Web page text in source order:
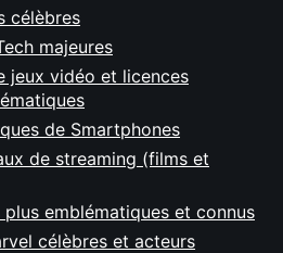
célèbres
majeures
jeux vidéo et licences
de Smartphones
de streaming (films et
plus emblématiques et connus
célèbres et acteurs